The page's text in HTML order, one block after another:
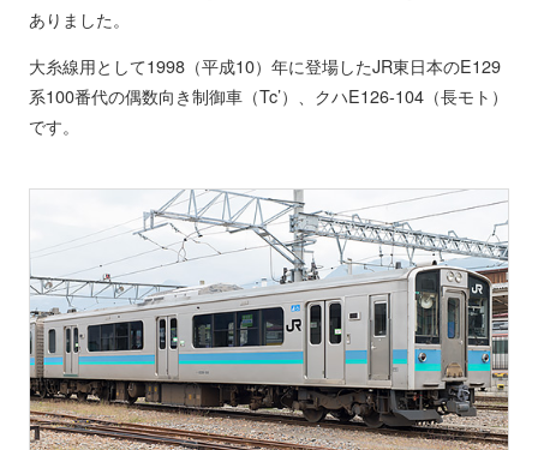
ありました。
大糸線用として1998（平成10）年に登場したJR東日本のE129
系100番代の偶数向き制御車（Tc’）、クハE126-104（長モト）
です。